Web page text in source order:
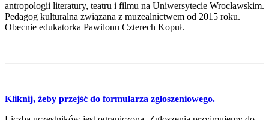
antropologii literatury, teatru i filmu na Uniwersytecie Wrocławskim.
Pedagog kulturalna związana z muzealnictwem od 2015 roku.
Obecnie edukatorka Pawilonu Czterech Kopuł.
Kliknij, żeby przejść do formularza zgłoszeniowego.